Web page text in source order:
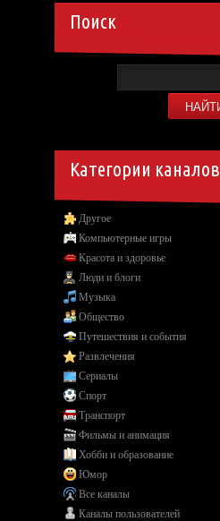
Поиск
Категории каналов
Другое
Компьютерные игры
Красота и здоровье
Люди и блоги
Музыка
Общество
Путешествия и события
Развлечения
Сериалы
Спорт
Транспорт
Фильмы и анимация
Хобби и образование
Юмор
Все каналы
Каналы пользователей